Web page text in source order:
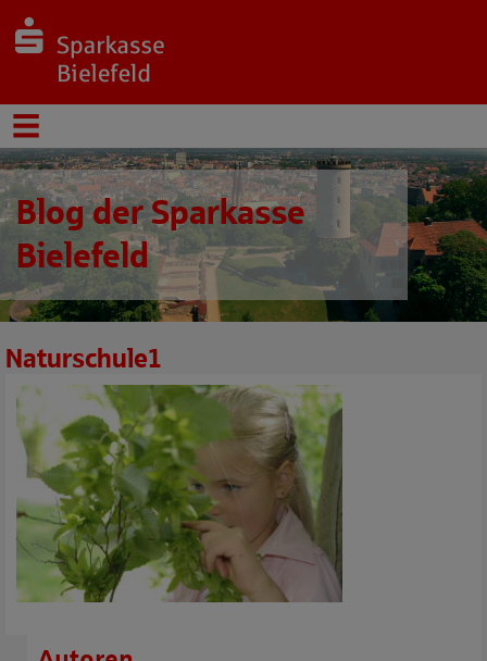
Blog der Sparkasse
Bielefeld
Naturschule1